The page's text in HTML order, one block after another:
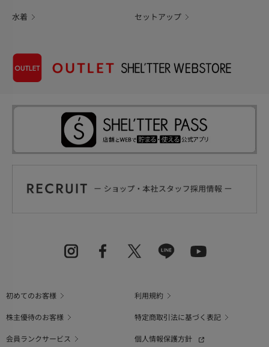
水着 セットアップ
初めてのお客様
利用規約
株主優待のお客様
特定商取引法に基づく表記
会員ランクサービス
個人情報保護方針